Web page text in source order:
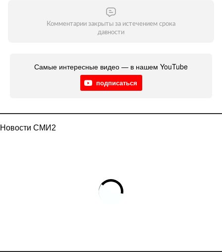
Комментарии закрыты за истечением срока
давности
Самые интересные видео — в нашем YouTube
подписаться
Новости СМИ2